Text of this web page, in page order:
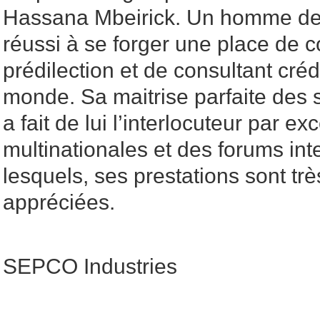
Hassana Mbeirick. Un homme
réussi à se forger une place de
prédilection et de consultant
monde. Sa maitrise parfaite des
a fait de lui l’interlocuteur par
multinationales et des forums
lesquels, ses prestations sont
appréciées.
SEPCO Industries